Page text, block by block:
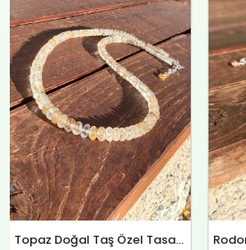
Rodonit Doğal Taş Gümüş Kolye
fiyat:
₺4.800,00.
andaki
fiyat:
₺4.500,00.